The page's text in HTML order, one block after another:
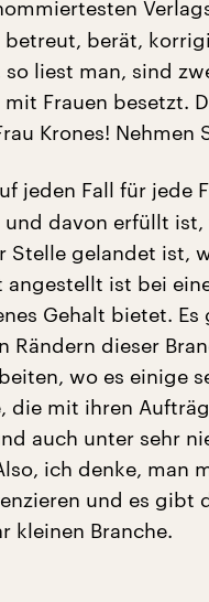
betreut, berät,
so liest man, sind
Frauen besetzt.
Krones! Nehmen
jeden Fall für jede
und davon erfüllt
Stelle gelandet ist,
angestellt ist bei
Gehalt bietet.
Rändern dieser
wo es einige
die mit ihren
auch unter sehr
ich denke, man
und es gibt
kleinen Branche.